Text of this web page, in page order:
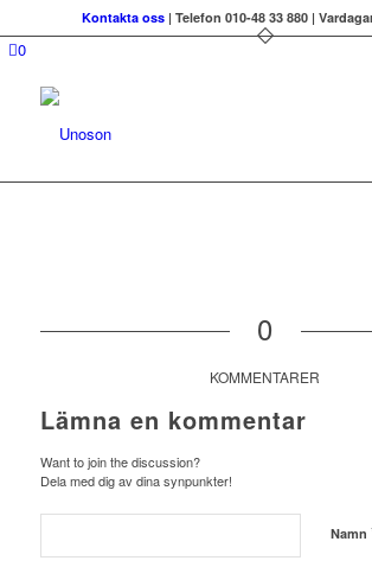
Kontakta oss| Telefon 010-48 33 880 |
0
0
KOMMENTARER
Lämna en kommentar
Want to join the discussion?
Dela med dig av dina synpunkter!
Namn